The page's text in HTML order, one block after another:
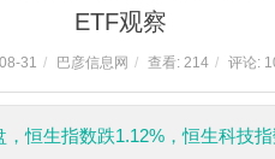
ETF观察
31 / 巴彦信息网 / 查看: 214 / 评论:
恒生指数跌1.12%，恒生科技